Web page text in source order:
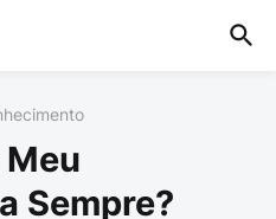
Sempre?